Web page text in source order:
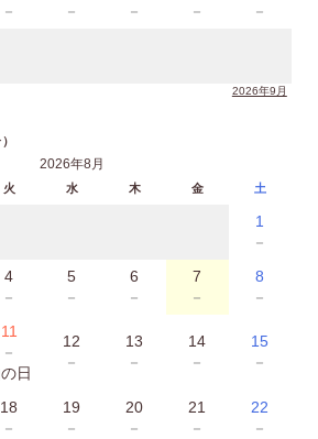
－
－
－
－
－
2026年9月
2026年8月
火 水 木 金 土
1
－
4
－
5
－
6
－
7
－
8
－
11
－
日
12
－
13
－
14
－
15
－
18
－
19
－
20
－
21
－
22
－